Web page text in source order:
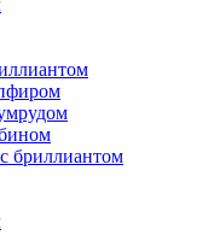
бриллиантом